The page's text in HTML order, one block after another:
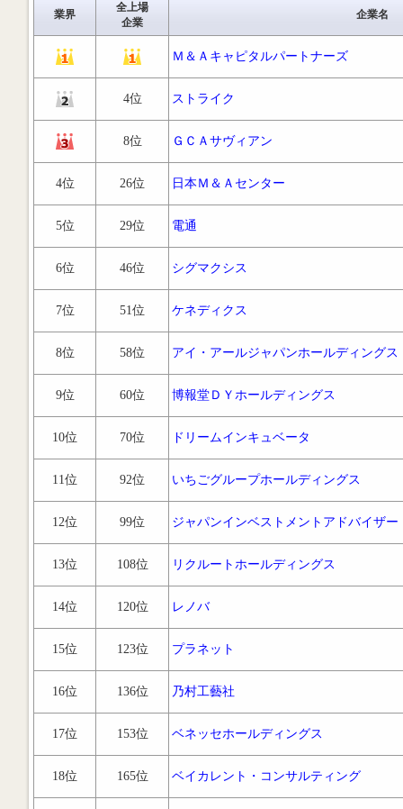
業界
全上場
企業
企業名
Ｍ＆Ａキャピタルパートナーズ
4位 ストライク
8位 ＧＣＡサヴィアン
4位 26位 日本Ｍ＆Ａセンター
5位 29位 電通
6位 46位 シグマクシス
7位 51位 ケネディクス
8位 58位 アイ・アールジャパンホールディングス
9位 60位 博報堂ＤＹホールディングス
10位 70位 ドリームインキュベータ
11位 92位 いちごグループホールディングス
12位 99位 ジャパンインベストメントアドバイザー
13位 108位 リクルートホールディングス
14位 120位 レノバ
15位 123位 プラネット
16位 136位 乃村工藝社
17位 153位 ベネッセホールディングス
18位 165位 ベイカレント・コンサルティング